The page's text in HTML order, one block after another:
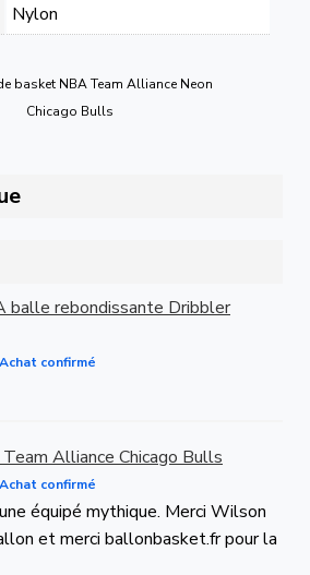
Nylon
balle rebondissante Dribbler
Achat confirmé
Alliance Chicago Bulls
Achat confirmé
équipé mythique. Merci Wilson
et merci ballonbasket.fr pour la